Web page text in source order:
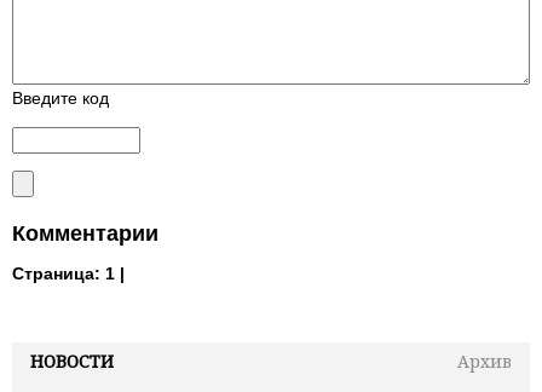
НОВОСТИ
Архив
Введите код
Комментарии
Страница: 1 |